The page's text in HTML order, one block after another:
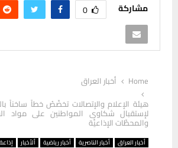
مشاركة 0
Home
أخبار العراق
لإستقبال شكاوى المواطنين على مواد
والمحطَّات الإذاعيِّة
أخبار العراق أخبار الناصرية أخبار رياضية ألأخبار